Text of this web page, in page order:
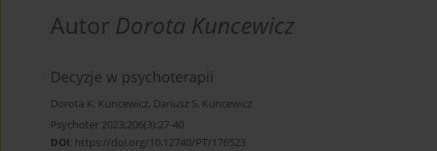
Autor Dorota Kuncewicz
Decyzje w psychoterapii
Dorota K. Kuncewicz, Dariusz S. Kuncewicz
Psychoter 2023;206(3):27-40
DOI: https://doi.org/10.12740/PT/176523